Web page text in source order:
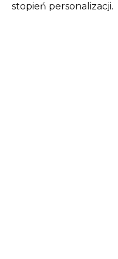
stopień personalizacji.